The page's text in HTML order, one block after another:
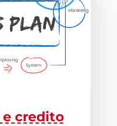
e credito